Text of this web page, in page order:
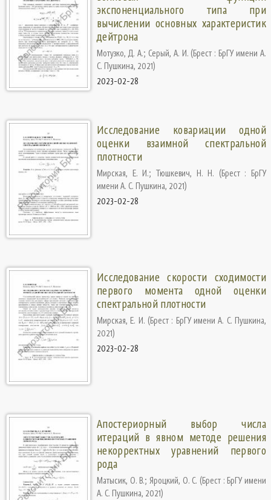
экспоненциального типа при
вычислении основных характеристик
дейтрона
Мотузко, Д. А.; Серый, А. И. (Брест : БрГУ имени А.
С. Пушкина, 2021)
2023-02-28
Исследование ковариации одной
оценки взаимной спектральной
плотности
Мирская, Е. И.; Тюшкевич, Н. Н. (Брест : БрГУ
имени А. С. Пушкина, 2021)
2023-02-28
Исследование скорости сходимости
первого момента одной оценки
спектральной плотности
Мирская, Е. И. (Брест : БрГУ имени А. С. Пушкина,
2021)
2023-02-28
Апостериорный выбор числа
итераций в явном методе решения
некорректных уравнений первого
рода
Матысик, О. В.;Яроцкий, О. С. (Брест : БрГУ имени
А. С. Пушкина, 2021)